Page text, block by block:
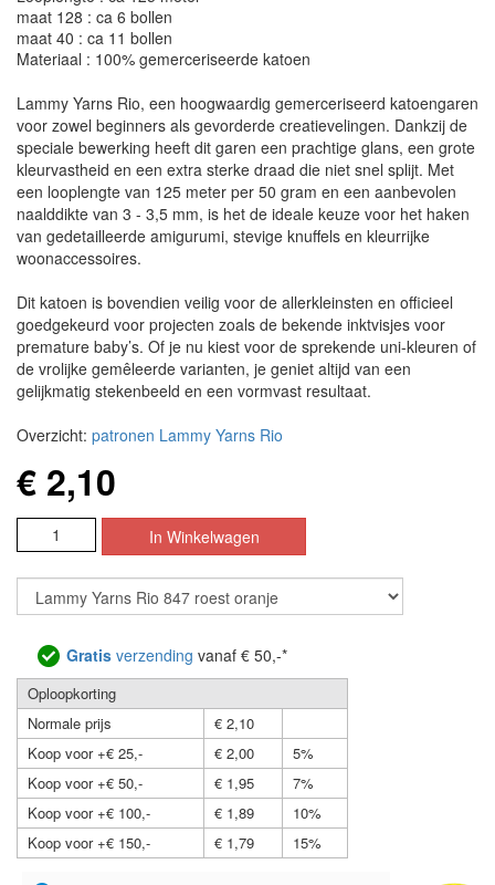
maat 128 : ca 6 bollen
maat 40 : ca 11 bollen
Materiaal : 100% gemerceriseerde katoen
Lammy Yarns Rio, een hoogwaardig gemerceriseerd katoengaren
voor zowel beginners als gevorderde creatievelingen. Dankzij de
speciale bewerking heeft dit garen een prachtige glans, een grote
kleurvastheid en een extra sterke draad die niet snel splijt. Met
een looplengte van 125 meter per 50 gram en een aanbevolen
naalddikte van 3 - 3,5 mm, is het de ideale keuze voor het haken
van gedetailleerde amigurumi, stevige knuffels en kleurrijke
woonaccessoires.
Dit katoen is bovendien veilig voor de allerkleinsten en officieel
goedgekeurd voor projecten zoals de bekende inktvisjes voor
premature baby’s. Of je nu kiest voor de sprekende uni-kleuren of
de vrolijke gemêleerde varianten, je geniet altijd van een
gelijkmatig stekenbeeld en een vormvast resultaat.
Overzicht: patronen Lammy Yarns Rio
€ 2,10
Gratis verzending vanaf € 50,-*
Oploopkorting
Normale prijs
€ 2,10
Koop voor +€ 25,-
€ 2,00
5%
Koop voor +€ 50,-
€ 1,95
7%
Koop voor +€ 100,-
€ 1,89
10%
Koop voor +€ 150,-
€ 1,79 15%